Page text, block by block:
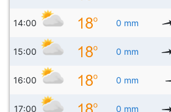
14:00 0 mm
15:00 0 mm
16:00 0 mm
17:00 0 mm